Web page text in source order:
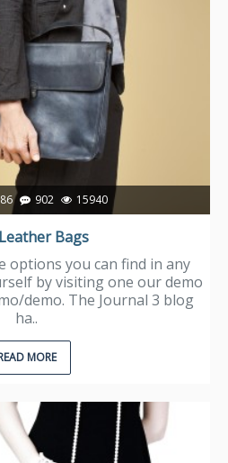
902 15940
Bags
options you can find in any
by visiting one our demo
demo. The Journal 3 blog
ha..
MORE